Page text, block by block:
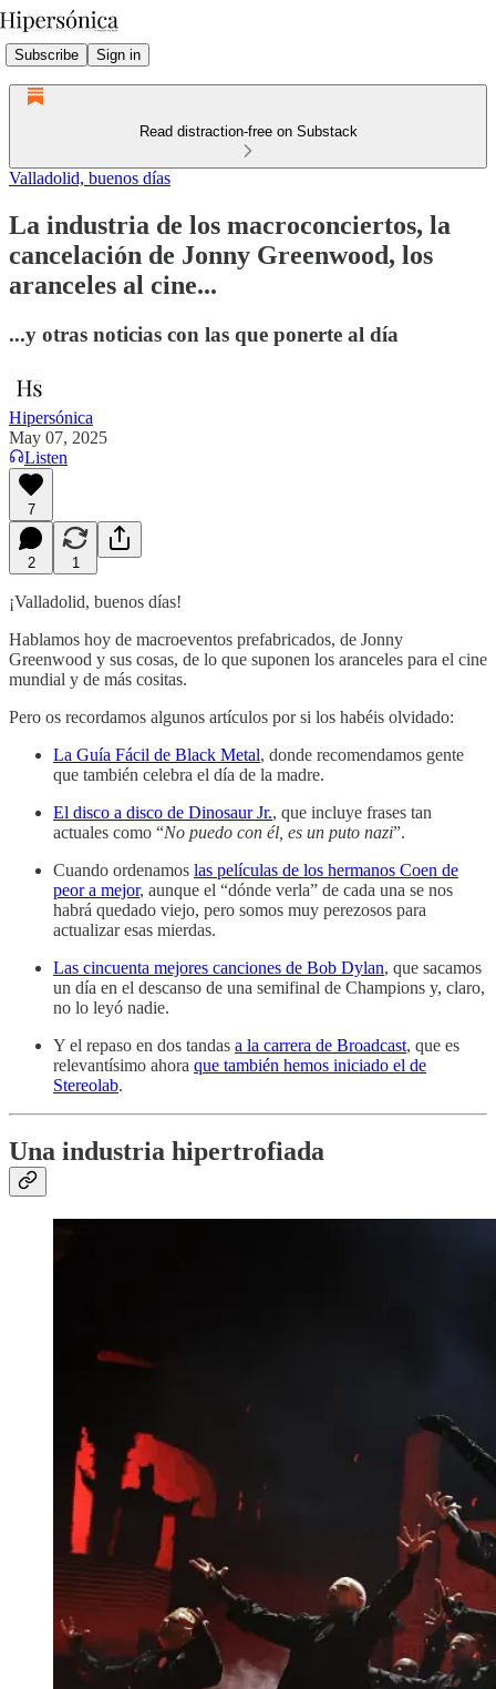
Subscribe Sign in
Read distraction-free on Substack
Valladolid, buenos días
La industria de los macroconciertos, la
cancelación de Jonny Greenwood, los
aranceles al cine...
...y otras noticias con las que ponerte al día
Hipersónica
May 07, 2025
Listen
7
2 1
¡Valladolid, buenos días!
Hablamos hoy de macroeventos prefabricados, de Jonny
Greenwood y sus cosas, de lo que suponen los aranceles para el cine
mundial y de más cositas.
Pero os recordamos algunos artículos por si los habéis olvidado:
La Guía Fácil de Black Metal, donde recomendamos gente
que también celebra el día de la madre.
El disco a disco de Dinosaur Jr., que incluye frases tan
actuales como “No puedo con él, es un puto nazi”.
Cuando ordenamos las películas de los hermanos Coen de
peor a mejor, aunque el “dónde verla” de cada una se nos
habrá quedado viejo, pero somos muy perezosos para
actualizar esas mierdas.
Las cincuenta mejores canciones de Bob Dylan, que sacamos
un día en el descanso de una semifinal de Champions y, claro,
no lo leyó nadie.
Y el repaso en dos tandas a la carrera de Broadcast, que es
relevantísimo ahora que también hemos iniciado el de
Stereolab.
Una industria hipertrofiada